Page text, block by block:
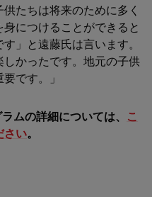
たちは将来のために多く
につけることができると
」と遠藤氏は言います。
しかったです。地元の子供
です。」
ムの詳細については、 こ
さい。